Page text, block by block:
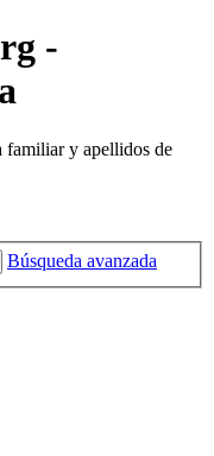
-
familiar y apellidos de
Búsqueda avanzada